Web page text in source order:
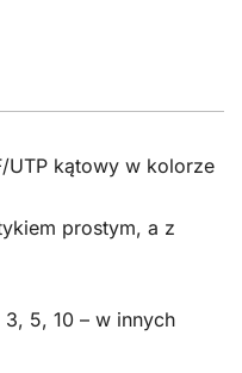
UTP kątowy w kolorze
prostym, a z
5, 10 – w innych